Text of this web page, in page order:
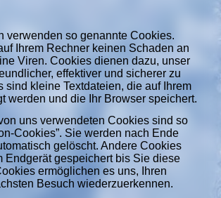
verwenden so genannte Cookies.
Ihrem Rechner keinen Schaden an
Viren. Cookies dienen dazu, unser
effektiver und sicherer zu
sind kleine Textdateien, die auf Ihrem
werden und die Ihr Browser speichert.
uns verwendeten Cookies sind so
Cookies”. Sie werden nach Ende
gelöscht. Andere Cookies
Endgerät gespeichert bis Sie diese
ermöglichen es uns, Ihren
Besuch wiederzuerkennen.